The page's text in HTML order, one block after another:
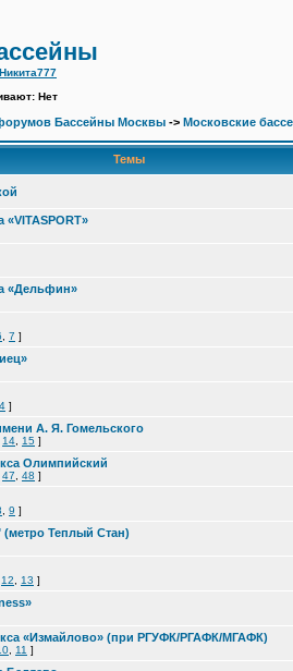
Никита777
Нет
Бассейны Москвы -> Московские
Темы
«Дельфин»
7 ]
4 ]
А. Я. Гомельского
14 15 ]
Олимпийский
47 48 ]
9 ]
Теплый Стан)
12 13 ]
«Измайлово» (при РГУФК/РГАФК/МГАФК)
11 ]